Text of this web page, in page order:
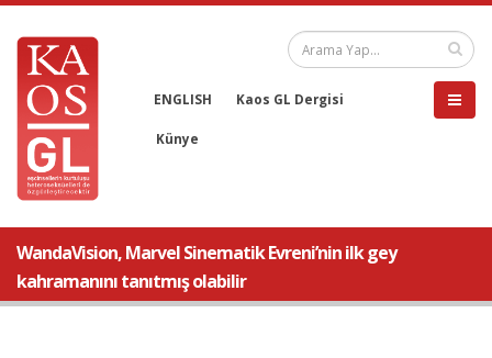
ENGLISH Kaos GL Dergisi
Künye
WandaVision, Marvel Sinematik Evreni’nin ilk gey
kahramanını tanıtmış olabilir